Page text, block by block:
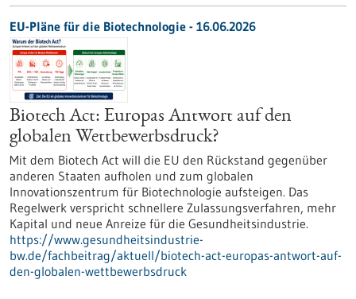
EU-Pläne für die Biotechnologie - 16.06.2026
Biotech Act: Europas Antwort auf den
globalen Wettbewerbsdruck?
Mit dem Biotech Act will die EU den Rückstand gegenüber
anderen Staaten aufholen und zum globalen
Innovationszentrum für Biotechnologie aufsteigen. Das
Regelwerk verspricht schnellere Zulassungsverfahren, mehr
Kapital und neue Anreize für die Gesundheitsindustrie.
https://www.gesundheitsindustrie-
bw.de/fachbeitrag/aktuell/biotech-act-europas-antwort-auf-
den-globalen-wettbewerbsdruck